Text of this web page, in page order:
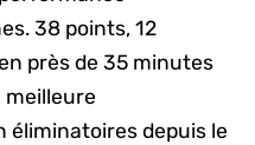
38 points, 12
près de 35 minutes
meilleure
éliminatoires depuis le